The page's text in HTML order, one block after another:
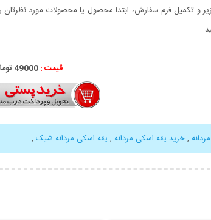
و تکمیل فرم سفارش، ابتدا محصول یا محصولات مورد نظرتان
قیمت :49000 تومان
,خرید یقه اسکی مردانه , یقه اسکی مردانه شیک ,